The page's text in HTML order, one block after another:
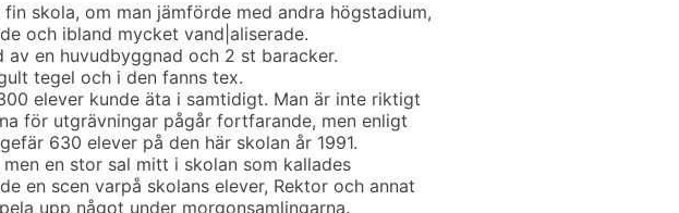
fin skola, om man jämförde med andra högstadium,
och ibland mycket vand|aliserade.
av en huvudbyggnad och 2 st baracker.
tegel och i den fanns tex.
elever kunde äta i samtidigt. Man är inte riktigt
för utgrävningar pågår fortfarande, men enligt
630 elever på den här skolan år 1991.
men en stor sal mitt i skolan som kallades
en scen varpå skolans elever, Rektor och annat
upp något under morgonsamlingarna.